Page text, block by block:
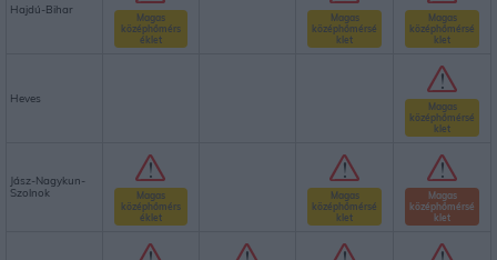
Hajdú-Bihar
Magas
középhőmérs
éklet
Magas
középhőmérsé
klet
Magas
középhőmérsé
klet
Heves
Magas
középhőmérsé
klet
Jász-Nagykun-
Szolnok
Magas
középhőmérs
éklet
Magas
középhőmérsé
klet
Magas
középhőmérsé
klet